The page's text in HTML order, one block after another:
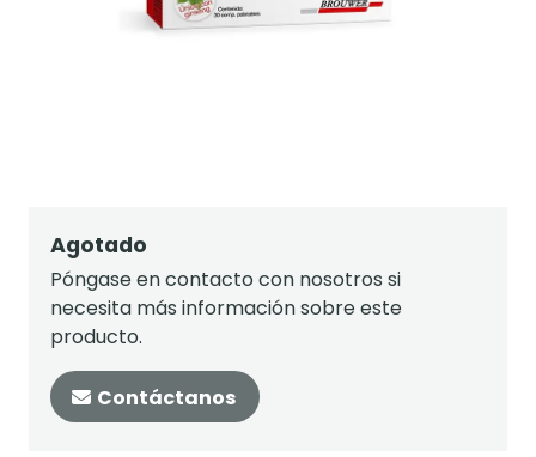
Agotado
Póngase en contacto con nosotros si
necesita más información sobre este
producto.
Contáctanos